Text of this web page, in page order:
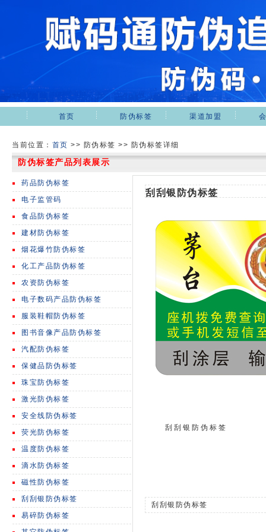
首页 防伪标签 渠道加盟
当前位置： 首页 >> 防伪标签 >> 防伪标签详细
防伪标签产品列表展示
药品防伪标签
电子监管码
食品防伪标签
建材防伪标签
烟花爆竹防伪标签
化工产品防伪标签
农资防伪标签
电子数码产品防伪标签
服装鞋帽防伪标签
图书音像产品防伪标签
汽配防伪标签
保健品防伪标签
珠宝防伪标签
激光防伪标签
安全线防伪标签
荧光防伪标签
温度防伪标签
滴水防伪标签
磁性防伪标签
刮刮银防伪标签
易碎防伪标签
刮刮银防伪标签
刮刮银防伪标签
刮刮银防伪标签